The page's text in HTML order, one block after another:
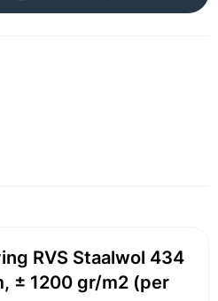
RVS Staalwol 434
± 1200 gr/m2 (per